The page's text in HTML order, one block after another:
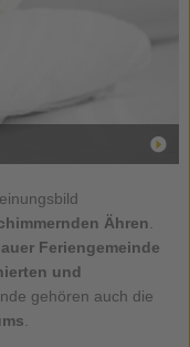
Ähren.
Feriengemeinde
und
gehören auch die
.